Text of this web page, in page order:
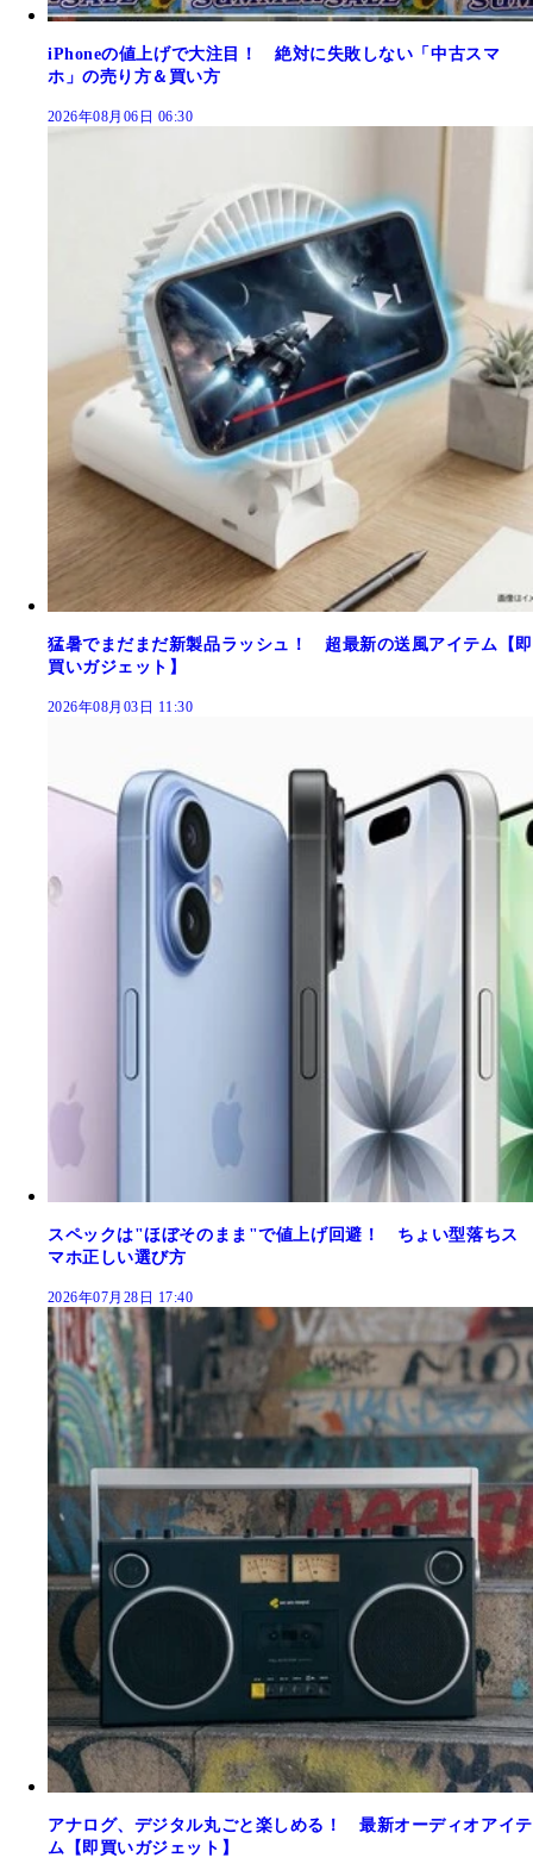
iPhoneの値上げで大注目！ 絶対に失敗しない「中古スマ
ホ」の売り方＆買い方
2026年08月06日 06:30
猛暑でまだまだ新製品ラッシュ！ 超最新の送風アイテム【即
買いガジェット】
2026年08月03日 11:30
スペックは"ほぼそのまま"で値上げ回避！ ちょい型落ちス
マホ正しい選び方
2026年07月28日 17:40
アナログ、デジタル丸ごと楽しめる！ 最新オーディオアイテ
ム【即買いガジェット】